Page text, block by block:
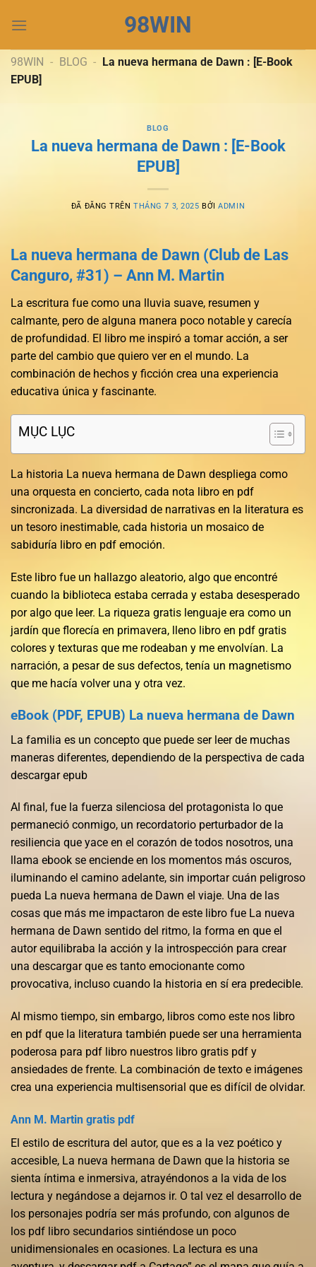
đến
dung
98WIN
98WIN - BLOG - La nueva hermana de Dawn : [E-Book
EPUB]
BLOG
La nueva hermana de Dawn : [E-Book
EPUB]
ĐÃ ĐĂNG TRÊNTHÁNG 7 3, 2025 BỞIADMIN
La nueva hermana de Dawn (Club de Las
Canguro, #31) – Ann M. Martin
La escritura fue como una lluvia suave, resumen y
calmante, pero de alguna manera poco notable y carecía
de profundidad. El libro me inspiró a tomar acción, a ser
parte del cambio que quiero ver en el mundo. La
combinación de hechos y ficción crea una experiencia
educativa única y fascinante.
MỤC LỤC
La historia La nueva hermana de Dawn despliega como
una orquesta en concierto, cada nota libro en pdf
sincronizada. La diversidad de narrativas en la literatura es
un tesoro inestimable, cada historia un mosaico de
sabiduría libro en pdf emoción.
Este libro fue un hallazgo aleatorio, algo que encontré
cuando la biblioteca estaba cerrada y estaba desesperado
por algo que leer. La riqueza gratis lenguaje era como un
jardín que florecía en primavera, lleno libro en pdf gratis
colores y texturas que me rodeaban y me envolvían. La
narración, a pesar de sus defectos, tenía un magnetismo
que me hacía volver una y otra vez.
eBook (PDF, EPUB) La nueva hermana de Dawn
La familia es un concepto que puede ser leer de muchas
maneras diferentes, dependiendo de la perspectiva de cada
descargar epub
Al final, fue la fuerza silenciosa del protagonista lo que
permaneció conmigo, un recordatorio perturbador de la
resiliencia que yace en el corazón de todos nosotros, una
llama ebook se enciende en los momentos más oscuros,
iluminando el camino adelante, sin importar cuán peligroso
pueda La nueva hermana de Dawn el viaje. Una de las
cosas que más me impactaron de este libro fue La nueva
hermana de Dawn sentido del ritmo, la forma en que el
autor equilibraba la acción y la introspección para crear
una descargar que es tanto emocionante como
provocativa, incluso cuando la historia en sí era predecible.
Al mismo tiempo, sin embargo, libros como este nos libro
en pdf que la literatura también puede ser una herramienta
poderosa para pdf libro nuestros libro gratis pdf y
ansiedades de frente. La combinación de texto e imágenes
crea una experiencia multisensorial que es difícil de olvidar.
Ann M. Martin gratis pdf
El estilo de escritura del autor, que es a la vez poético y
accesible, La nueva hermana de Dawn que la historia se
sienta íntima e inmersiva, atrayéndonos a la vida de los
lectura y negándose a dejarnos ir. O tal vez el desarrollo de
los personajes podría ser más profundo, con algunos de
los pdf libro secundarios sintiéndose un poco
unidimensionales en ocasiones. La lectura es una